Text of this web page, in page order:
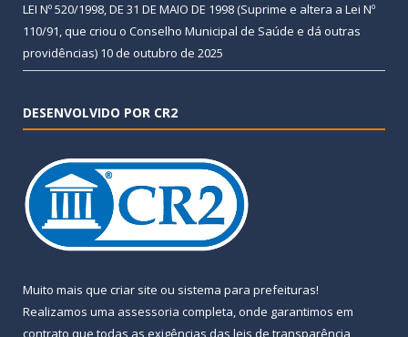
LEI Nº 520/1998, DE 31 DE MAIO DE 1998 (Suprime e altera a Lei Nº
110/91, que criou o Conselho Municipal de Saúde e dá outras
providências) 10 de outubro de 2025
DESENVOLVIDO POR CR2
Muito mais que criar site ou sistema para prefeituras!
Realizamos uma assessoria completa, onde garantimos em
contrato que todas as exigências das leis de transparência